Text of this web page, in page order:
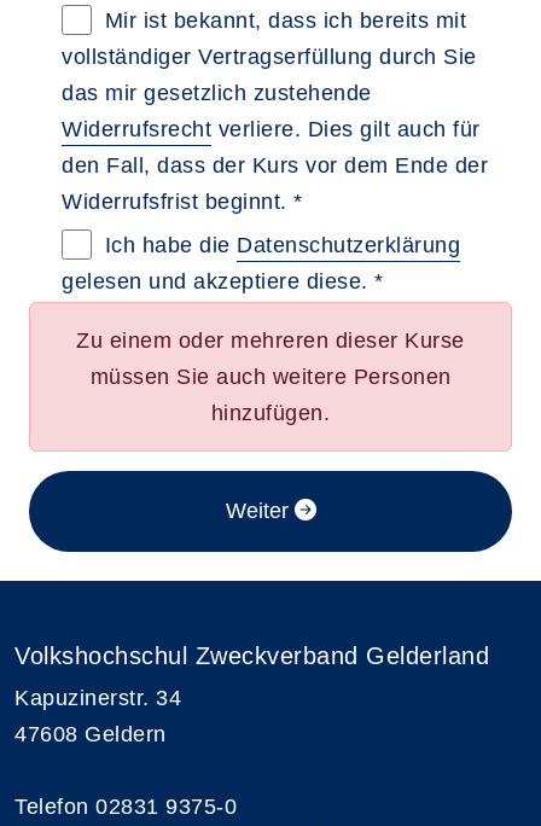
Widerrufsbelehrung im neuen Browsertab
Mir ist bekannt, dass ich bereits mit
vollständiger Vertragserfüllung durch Sie
das mir gesetzlich zustehende
Widerrufsrecht verliere. Dies gilt auch für
den Fall, dass der Kurs vor dem Ende der
Widerrufsfrist beginnt. *
Datenschutzerklärung im neuen
Ich habe die Datenschutzerklärung
gelesen und akzeptiere diese. *
Zu einem oder mehreren dieser Kurse
müssen Sie auch weitere Personen
hinzufügen.
Weiter im Anmeldeverfahren
Volkshochschul Zweckverband Gelderland
Kapuzinerstr. 34
47608 Geldern
Telefon 02831 9375-0